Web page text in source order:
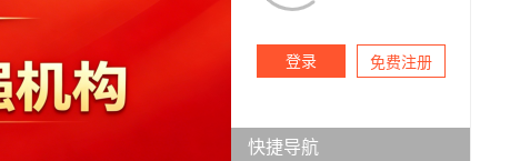
登录 免费注册
快捷导航